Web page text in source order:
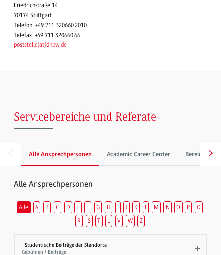
Friedrichstraße 14
70174 Stuttgart
Telefon +49 711 320660 2010
Telefax +49 711 320660 66
poststelle at dhbw.de
Servicebereiche und Referate
Alle Ansprechpersonen Academic Career Center Bereich
Alle Ansprechpersonen
Alle A B C D E F G H I J K L M N O P
Q
R
S T U V W Z
- Studentische Beiträge der Standorte -
Gebühren / Beiträge